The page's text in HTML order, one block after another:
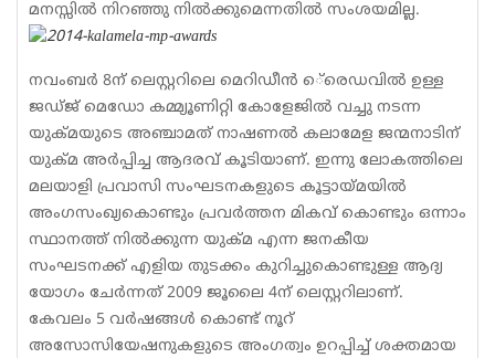
മനസ്സില്‍ നിറഞ്ഞു നില്‍ക്കുമെന്നതില്‍ സംശയമില്ല.
നവംബര്‍ 8ന് ലെസ്റ്ററിലെ മെറിഡീന്‍ െ്രെഡവില്‍ ഉള്ള
ജഡ്ജ് മെഡോ കമ്മ്യൂണിറ്റി കോളേജില്‍ വച്ചു നടന്ന
യുക്മയുടെ അഞ്ചാമത് നാഷണല്‍ കലാമേള ജന്മനാടിന്
യുക്മ അര്‍പ്പിച്ച ആദരവ് കൂടിയാണ്. ഇന്നു ലോകത്തിലെ
മലയാളി പ്രവാസി സംഘടനകളുടെ കൂട്ടായ്മയില്‍
അംഗസംഖ്യകൊണ്ടും പ്രവര്‍ത്തന മികവ് കൊണ്ടും ഒന്നാം
സ്ഥാനത്ത് നില്‍ക്കുന്ന യുക്മ എന്ന ജനകീയ
സംഘടനക്ക് എളിയ തുടക്കം കുറിച്ചുകൊണ്ടുള്ള ആദ്യ
യോഗം ചേര്‍ന്നത് 2009 ജൂലൈ 4ന് ലെസ്റ്ററിലാണ്.
കേവലം 5 വര്‍ഷങ്ങള്‍ കൊണ്ട് നൂറ്
അസോസിയേഷനുകളുടെ അംഗത്വം ഉറപ്പിച്ച് ശക്തമായ